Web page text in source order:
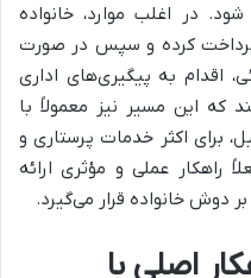
در اغلب موارد، خانواده
کرده و سپس در صورت
اقدام به پیگیری‌های اداری
که این مسیر نیز معمولاً با
برای اکثر خدمات پرستاری و
راهکار عملی و مؤثری ارائه
دوش خانواده قرار می‌گیرد.
اصلی با